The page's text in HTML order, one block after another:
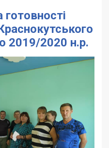
готовності
2019/2020 н.р.